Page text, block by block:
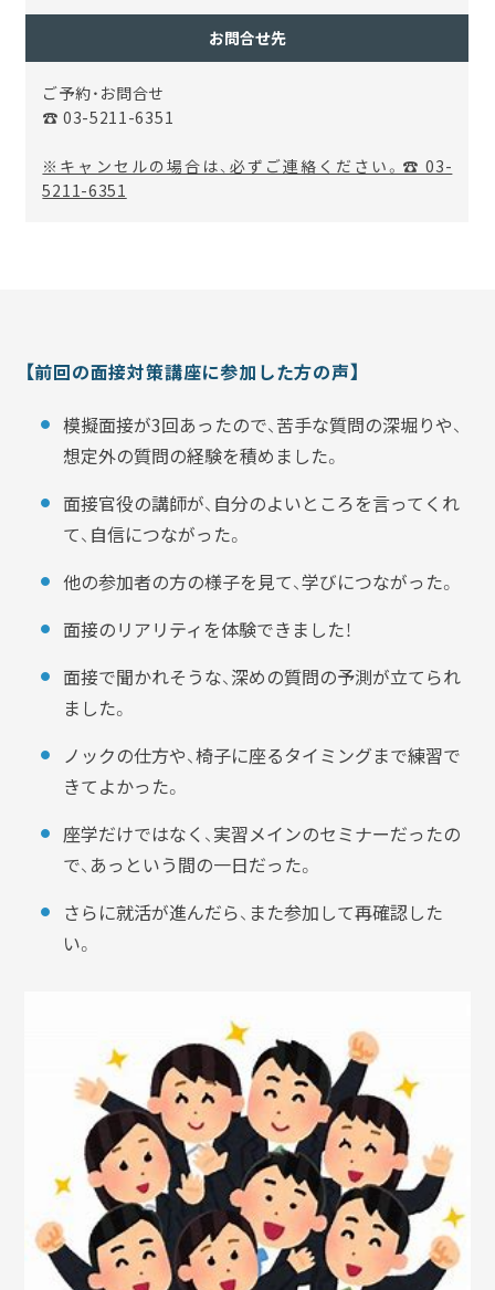
お問合せ先
ご予約・お問合せ
☎ 03-5211-6351
※キャンセルの場合は、必ずご連絡ください。☎ 03-
5211-6351
【前回の面接対策講座に参加した方の声】
模擬面接が3回あったので、苦手な質問の深堀りや、
想定外の質問の経験を積めました。
面接官役の講師が、自分のよいところを言ってくれ
て、自信につながった。
他の参加者の方の様子を見て、学びにつながった。
面接のリアリティを体験できました！
面接で聞かれそうな、深めの質問の予測が立てられ
ました。
ノックの仕方や、椅子に座るタイミングまで練習で
きてよかった。
座学だけではなく、実習メインのセミナーだったの
で、あっという間の一日だった。
さらに就活が進んだら、また参加して再確認した
い。